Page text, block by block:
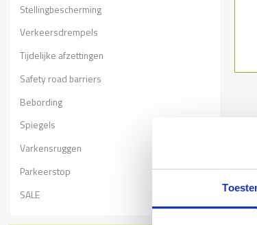
Stellingbescherming
Verkeersdrempels
Tijdelijke afzettingen
Safety road barriers
Bebording
Spiegels
Varkensruggen
Parkeerstop
SALE